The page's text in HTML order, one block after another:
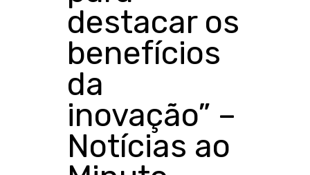
destacar os
benefícios
da
inovação” –
Notícias ao